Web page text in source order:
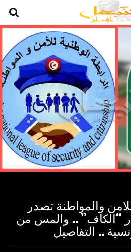
والمواطنة تصدر
“الكاف” .. والمس من
.. التفاصيل